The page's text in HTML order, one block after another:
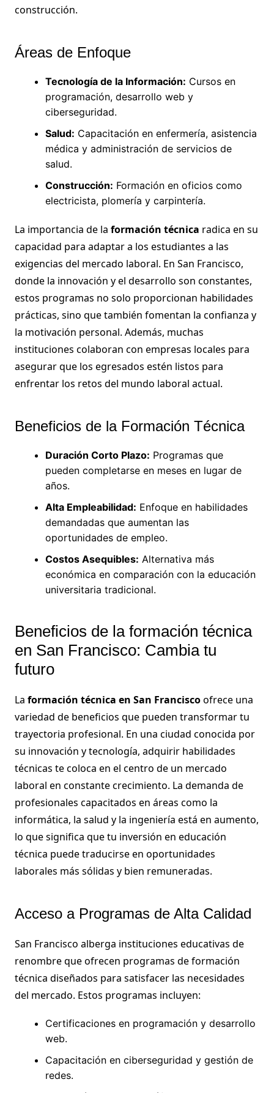
construcción.
Áreas de Enfoque
Tecnología de la Información: Cursos en
programación, desarrollo web y
ciberseguridad.
Salud: Capacitación en enfermería, asistencia
médica y administración de servicios de
salud.
Construcción: Formación en oficios como
electricista, plomería y carpintería.
La importancia de la formación técnica radica en su
capacidad para adaptar a los estudiantes a las
exigencias del mercado laboral. En San Francisco,
donde la innovación y el desarrollo son constantes,
estos programas no solo proporcionan habilidades
prácticas, sino que también fomentan la confianza y
la motivación personal. Además, muchas
instituciones colaboran con empresas locales para
asegurar que los egresados estén listos para
enfrentar los retos del mundo laboral actual.
Beneficios de la Formación Técnica
Duración Corto Plazo: Programas que
pueden completarse en meses en lugar de
años.
Alta Empleabilidad: Enfoque en habilidades
demandadas que aumentan las
oportunidades de empleo.
Costos Asequibles: Alternativa más
económica en comparación con la educación
universitaria tradicional.
Beneficios de la formación técnica
en San Francisco: Cambia tu
futuro
La formación técnica en San Franciscoofrece una
variedad de beneficios que pueden transformar tu
trayectoria profesional. En una ciudad conocida por
su innovación y tecnología, adquirir habilidades
técnicas te coloca en el centro de un mercado
laboral en constante crecimiento. La demanda de
profesionales capacitados en áreas como la
informática, la salud y la ingeniería está en aumento,
lo que significa que tu inversión en educación
técnica puede traducirse en oportunidades
laborales más sólidas y bien remuneradas.
Acceso a Programas de Alta Calidad
San Francisco alberga instituciones educativas de
renombre que ofrecen programas de formación
técnica diseñados para satisfacer las necesidades
del mercado. Estos programas incluyen:
Certificaciones en programación y desarrollo
web.
Capacitación en ciberseguridad y gestión de
redes.